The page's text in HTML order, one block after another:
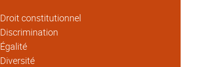
Droit constitutionnel
Discrimination
Égalité
Diversité